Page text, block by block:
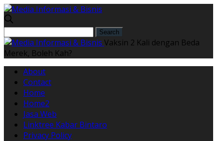
Vaksin 2 Kali dengan Beda
Merek, Boleh Kah?
About
Contact
Home
Home2
Jasa Web
Linktree Kabar Bintaro
Privacy Policy